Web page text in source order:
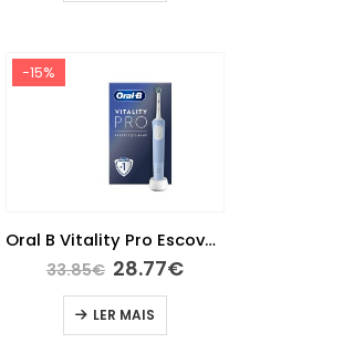
-15%
Oral B Vitality Pro Escova Elétrica Azul
33.85€ 28.77€
LER MAIS